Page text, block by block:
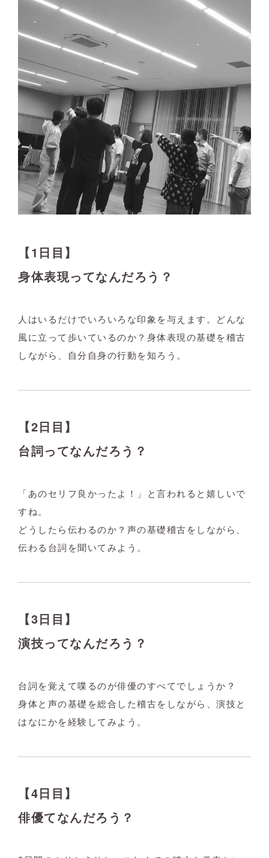
【1日目】
身体表現ってなんだろう？
人はいるだけでいろいろな印象を与えます。どんな
風に立って歩いているのか？身体表現の基礎を稽古
しながら、自分自身の行動を知ろう。
【2日目】
台詞ってなんだろう？
「あのセリフ良かったよ！」と言われると嬉しいで
すね。
どうしたら伝わるのか？声の基礎稽古をしながら、
伝わる台詞を聞いてみよう。
【3日目】
演技ってなんだろう？
台詞を覚えて喋るのが俳優のすべてでしょうか？
身体と声の基礎を総合した稽古をしながら、演技と
はなにかを経験してみよう。
【4日目】
俳優てなんだろう？